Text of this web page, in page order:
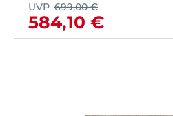
UVP 699,00 €
584,10 €